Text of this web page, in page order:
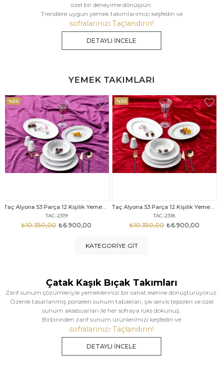
özel bir deneyime dönüşsün.
Trendlere uygun yemek takımlarımızı keşfedin ve
sofralarınızı Taçlandırın!
DETAYLI İNCELE
YEMEK TAKIMLARI
Taç Alyona 53 Parça 12 Kişilik Yemek Takımı Gold
TAC-2318
₺6.900,00
₺10.350,00
%33
Taç Eliza Alyona 53 Parça 12 Kişilik Yemek Takımı Platin
TAC-2316
₺9.499,00
₺12.669,00
%25
KATEGORIYE GIT
Çatak Kaşık Bıçak Takımları
Zarif sunum çözümleriyle yemeklerinizi bir sanat eserine dönüştürüyoruz.
Özenle tasarlanmış porselen sunum tabakları, şık servis tepsileri ve özel
sunum aksesuarları ile her sofraya lüks dokunuş.
Birbirinden zarif sunum ürünlerimizi keşfedin ve
sofralarınızı Taçlandırın!
DETAYLI İNCELE